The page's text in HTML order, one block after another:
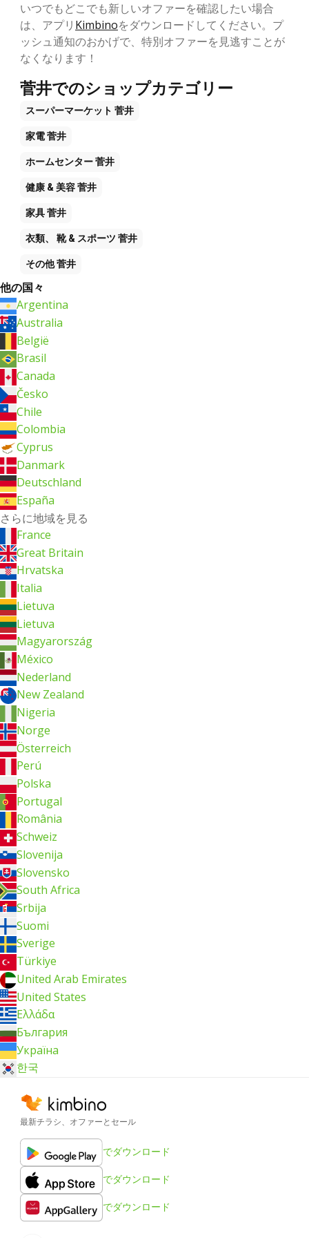
いつでもどこでも新しいオファーを確認したい場合
は、アプリ Kimbinoをダウンロードしてください。プ
ッシュ通知のおかげで、特別オファーを見逃すことが
なくなります！
菅井でのショップカテゴリー
スーパーマーケット 菅井
家電菅井
ホームセンター菅井
健康 & 美容菅井
家具菅井
衣類、 靴 & スポーツ 菅井
その他菅井
他の国々
Argentina
Australia
België
Brasil
Canada
Česko
Chile
Colombia
Cyprus
Danmark
Deutschland
España
さらに地域を見る
France
Great Britain
Hrvatska
Italia
Lietuva
Lietuva
Magyarország
México
Nederland
New Zealand
Nigeria
Norge
Österreich
Perú
Polska
Portugal
România
Schweiz
Slovenija
Slovensko
South Africa
Srbija
Suomi
Sverige
Türkiye
United Arab Emirates
United States
Ελλάδα
България
Україна
한국
最新チラシ、オファーとセール
でダウンロード
でダウンロード
でダウンロード